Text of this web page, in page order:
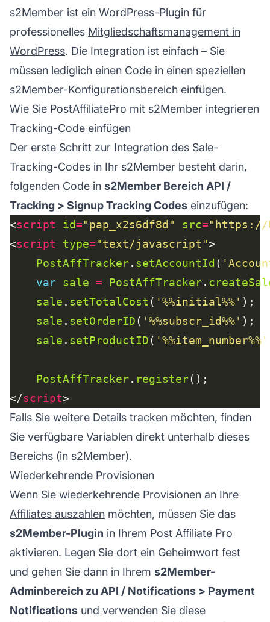
s2Member ist ein WordPress-Plugin für
professionelles Mitgliedschaftsmanagement in
WordPress. Die Integration ist einfach – Sie
müssen lediglich einen Code in einen speziellen
s2Member-Konfigurationsbereich einfügen.
Wie Sie PostAffiliatePro mit s2Member integrieren
Tracking-Code einfügen
Der erste Schritt zur Integration des Sale-
Tracking-Codes in Ihr s2Member besteht darin,
folgenden Code in s2Member Bereich API /
Tracking > Signup Tracking Codes einzufügen:
<script id="pap_x2s6df8d" src="https://
<script type="text/javascript"
PostAffTracker. setAccountId(
var sale = PostAffTracker.
sale . setTotalCost ( '%%initial%%'
sale . setOrderID( '%%subscr_id%%'
sale . setProductID( '%%item_number%%'
PostAffTracker. register
</script
Falls Sie weitere Details tracken möchten, finden
Sie verfügbare Variablen direkt unterhalb dieses
Bereichs (in s2Member).
Wiederkehrende Provisionen
Wenn Sie wiederkehrende Provisionen an Ihre
Affiliates auszahlen möchten, müssen Sie das
s2Member-Plugin in Ihrem Post Affiliate Pro
aktivieren. Legen Sie dort ein Geheimwort fest
und gehen Sie dann in Ihrem s2Member-
Adminbereich zu API / Notifications > Payment
Notifications und verwenden Sie diese